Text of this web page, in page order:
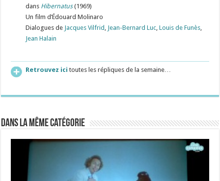
dans Hibernatus (1969)
Un film d’Édouard Molinaro
Dialogues de Jacques Vilfrid , Jean-Bernard Luc,Louis de Funès,
Jean Halain
Retrouvez ici toutes les répliques de la semaine…
Dans la même catégorie